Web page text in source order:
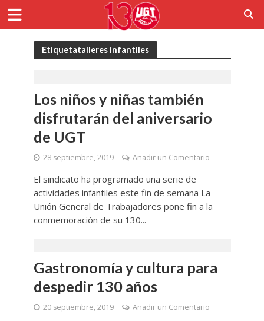
Etiquetatalleres infantiles
Los niños y niñas también
disfrutarán del aniversario
de UGT
28 septiembre, 2019 Añadir un Comentario
El sindicato ha programado una serie de
actividades infantiles este fin de semana La
Unión General de Trabajadores pone fin a la
conmemoración de su 130...
Gastronomía y cultura para
despedir 130 años
20 septiembre, 2019 Añadir un Comentario